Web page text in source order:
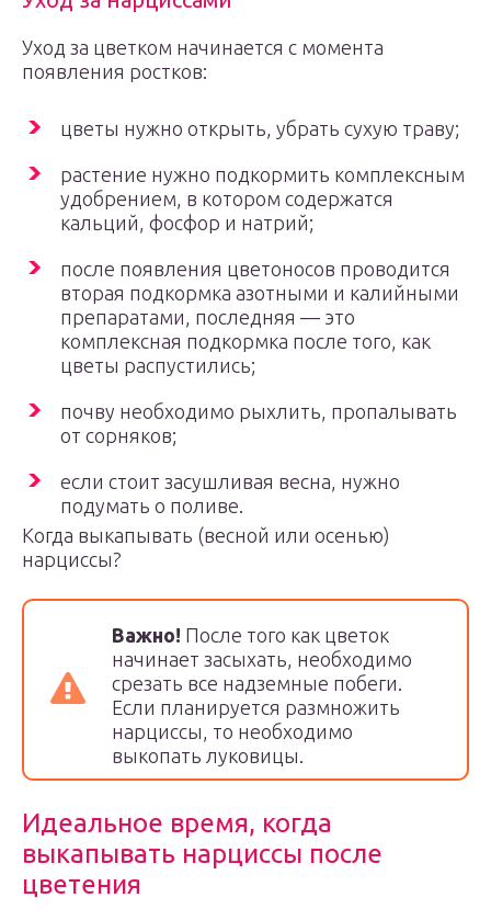
Уход за цветком начинается с момента
появления ростков:
цветы нужно открыть, убрать сухую траву;
растение нужно подкормить комплексным
удобрением, в котором содержатся
кальций, фосфор и натрий;
после появления цветоносов проводится
вторая подкормка азотными и калийными
препаратами, последняя — это
комплексная подкормка после того, как
цветы распустились;
почву необходимо рыхлить, пропалывать
от сорняков;
если стоит засушливая весна, нужно
подумать о поливе.
Когда выкапывать (весной или осенью)
нарциссы?
Важно! После того как цветок
начинает засыхать, необходимо
срезать все надземные побеги.
Если планируется размножить
нарциссы, то необходимо
выкопать луковицы.
Идеальное время, когда
выкапывать нарциссы после
цветения